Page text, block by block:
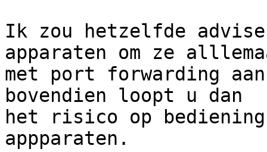
Ik zou hetzelfde
apparaten om ze
met port forwarding
bovendien loopt u dan
het risico op
appparaten.